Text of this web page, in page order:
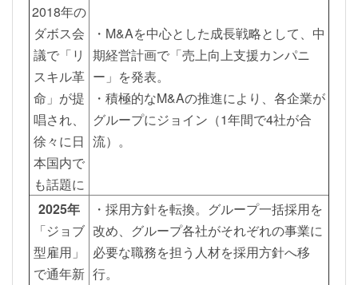
2018年の
ダボス会
議で「リ
スキル革
命」が提
唱され、
徐々に日
本国内で
も話題に
・M&Aを中心とした成長戦略として、中
期経営計画で「売上向上支援カンパニ
ー」を発表。
・積極的なM&Aの推進により、各企業が
グループにジョイン（1年間で4社が合
流）。
2025年
「ジョブ
型雇用」
で通年新
・採用方針を転換。グループ一括採用を
改め、グループ各社がそれぞれの事業に
必要な職務を担う人材を採用方針へ移
行。